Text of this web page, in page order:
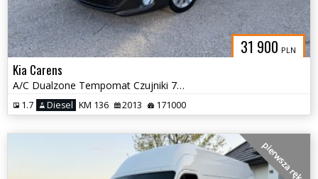
31 900 PLN
Kia Carens
A/C Dualzone Tempomat Czujniki 7 miejsc Led
1.7 Diesel KM 136 2013 171000
pierwsza ręka